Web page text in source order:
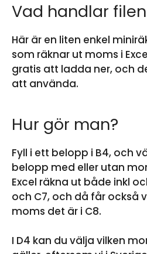
Vad handlar
Här är en liten enkel
som räknar ut moms i
gratis att ladda ner, och
att använda.
Hur gör man?
Fyll i ett belopp i B4, och
belopp med eller utan
Excel räkna ut både inkl
och C7, och då får också
moms det är i C8.
I D4 kan du välja vilken